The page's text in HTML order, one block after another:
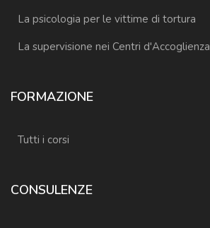
La psicologia per le vittime di tortura
La supervisione nei Centri d'Accoglienza
FORMAZIONE
Tutti i corsi
CONSULENZE